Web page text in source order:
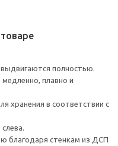
полностью.
плавно и
хранения в соответствии с
благодаря стенкам из ДСП